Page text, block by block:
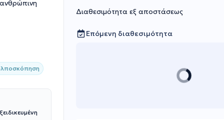
Διαθεσιμότητα εξ αποστάσεως
Επόμενη διαθεσιμότητα